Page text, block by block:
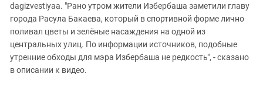
dagizvestiyaa. "Рано утром жители Избербаша заметили главу
города Расула Бакаева, который в спортивной форме лично
поливал цветы и зелёные насаждения на одной из
центральных улиц. По информации источников, подобные
утренние обходы для мэра Избербаша не редкость", - сказано
в описании к видео.